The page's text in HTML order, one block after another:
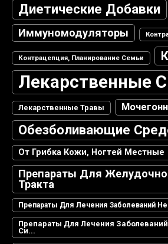
Диетические Добавки
Иммуномодуляторы
Контрацепция, Планирование Семьи
Лекарственные
Лекарственные Травы
Обезболивающие
От Грибка Кожи, Ногтей Местные
Препараты Для
Тракта
Препараты Для Лечения Заболеваний
Препараты Для Лечения
Си...